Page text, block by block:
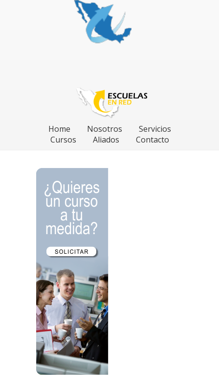
Home Nosotros
Servicios
Cursos
Aliados Contacto